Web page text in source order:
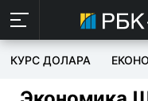
КУРС ДОЛАРА